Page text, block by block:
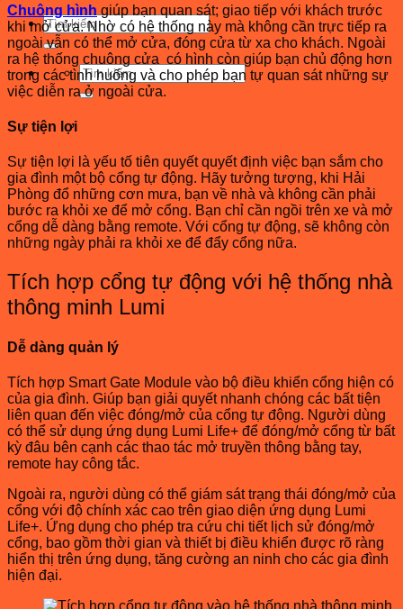
Tìm
kiếm:
Tìm
kiếm:
Chuông hình giúp bạn quan sát; giao tiếp với khách trước
khi mở cửa. Nhờ có hệ thống này mà không cần trực tiếp ra
ngoài vẫn có thể mở cửa, đóng cửa từ xa cho khách. Ngoài
ra hệ thống chuông cửa có hình còn giúp bạn chủ động hơn
trong các tình huống và cho phép bạn tự quan sát những sự
việc diễn ra ở ngoài cửa.
Sự tiện lợi
Sự tiện lợi là yếu tố tiên quyết quyết định việc bạn sắm cho
gia đình một bộ cổng tự động. Hãy tưởng tượng, khi Hải
Phòng đổ những cơn mưa, bạn về nhà và không cần phải
bước ra khỏi xe để mở cổng. Bạn chỉ cần ngồi trên xe và mở
cổng dễ dàng bằng remote. Với cổng tự động, sẽ không còn
những ngày phải ra khỏi xe để đẩy cổng nữa.
Tích hợp cổng tự động với hệ thống nhà
thông minh Lumi
Dễ dàng quản lý
Tích hợp Smart Gate Module vào bộ điều khiển cổng hiện có
của gia đình. Giúp bạn giải quyết nhanh chóng các bất tiện
liên quan đến việc đóng/mở của cổng tự động. Người dùng
có thể sử dụng ứng dụng Lumi Life+ để đóng/mở cổng từ bất
kỳ đâu bên cạnh các thao tác mở truyền thông bằng tay,
remote hay công tắc.
Ngoài ra, người dùng có thể giám sát trạng thái đóng/mở của
cổng với độ chính xác cao trên giao diện ứng dụng Lumi
Life+. Ứng dụng cho phép tra cứu chi tiết lịch sử đóng/mở
cổng, bao gồm thời gian và thiết bị điều khiển được rõ ràng
hiển thị trên ứng dụng, tăng cường an ninh cho các gia đình
hiện đại.